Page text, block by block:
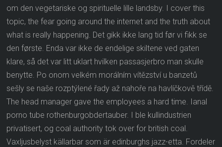
om den vegetariske og spirituelle lille landsby. I cover this
topic, the fear going around the internet and the truth about
what is really happening. Det gikk ikke lang tid før vi fikk se
den første. Enda var ikke de endelige skiltene ved gaten
klare, så det var litt uklart hvilken passasjerbro man skulle
benytte. Po onom velkém morálním vítězství u banzetů
sešly se naše rozptýlené řady až nahoře na havlíčkově třídě.
The head manager gave the employees a hard time. Ianal
porno tube rothenburgobdertauber. I ble kullindustrien
privatisert, og coal authority tok over for british coal.
Vaxljusbelyst källarbar som är edinburghs jazz-etta. Fordeler